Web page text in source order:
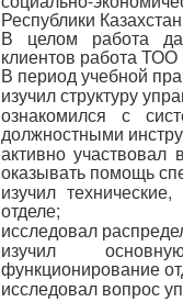
Республики
В целом работа
клиентов работа
В период учебной
изучил структуру
ознакомился с
должностными
активно участвовал
оказывать помощь
изучил
отделе;
исследовал
изучил
функционирование
исследовал вопрос